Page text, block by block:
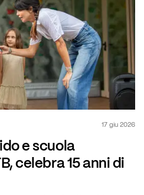
17 giu 2026
e scuola
celebra 15 anni di